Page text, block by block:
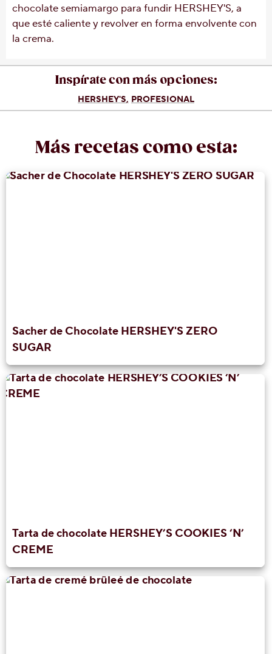
chocolate semiamargo para fundir HERSHEY'S, a
que esté caliente y revolver en forma envolvente con
la crema.
Inspírate con más opciones:
HERSHEY'S PROFESIONAL
Más recetas como esta:
Sacher de Chocolate HERSHEY'S ZERO
SUGAR
Tarta de chocolate HERSHEY’S COOKIES ‘N’
CREME